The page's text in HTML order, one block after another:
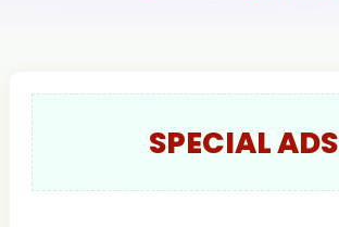
SPECIAL ADS